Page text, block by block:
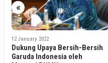
«
12 January 2022
Dukung Upaya Bersih-Bersih
Garuda Indonesia oleh